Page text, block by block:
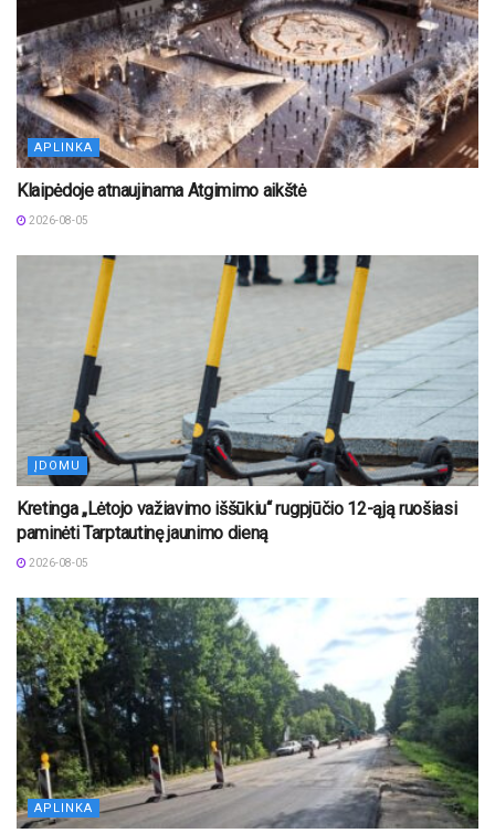
APLINKA
Klaipėdoje atnaujinama Atgimimo aikštė
2026-08-05
ĮDOMU
Kretinga „Lėtojo važiavimo iššūkiu“ rugpjūčio 12-ąją ruošiasi
paminėti Tarptautinę jaunimo dieną
2026-08-05
APLINKA